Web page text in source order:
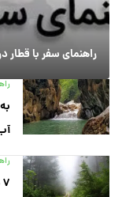
راهنمای سفر با قطار